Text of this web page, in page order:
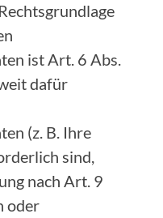
ist Art. 6 Abs.
dafür
(z. B. Ihre
sind,
nach Art. 9
oder